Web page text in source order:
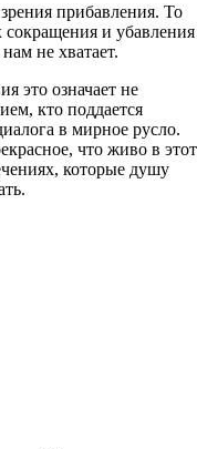
прибавления. То
сокращения и убавления
не хватает.
это означает не
кто поддается
в мирное русло.
что живо в этот
которые душу